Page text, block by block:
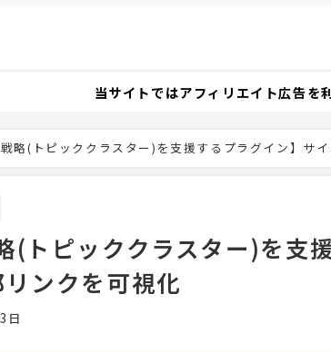
当サイトではアフィリエイト広告を
略(トピッククラスター)を支援するプラグイン】サ
(トピッククラスター)を支
ンクを可視化
日